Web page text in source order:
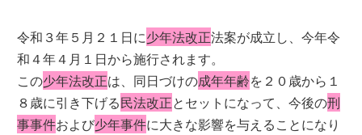
令和３年５月２１日に少年法改正法案が成立し、今年令
和４年４月１日から施行されます。
この少年法改正は、同日づけの成年年齢を２０歳から１
８歳に引き下げる民法改正とセットになって、今後の刑
事事件および少年事件に大きな影響を与えることになり